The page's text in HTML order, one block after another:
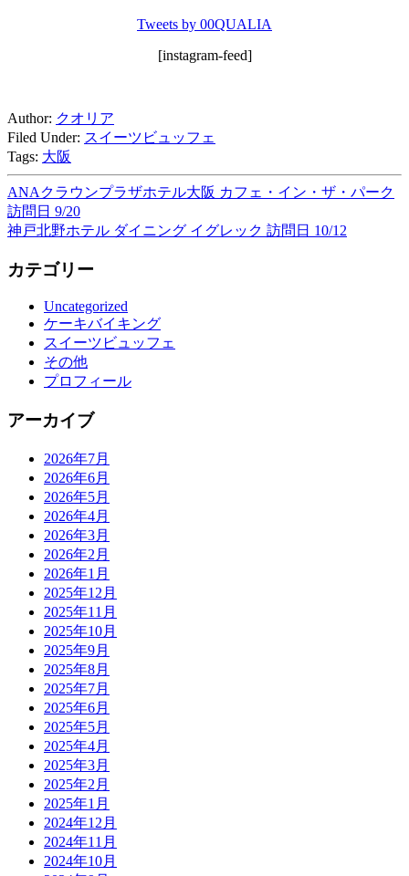
Tweets by 00QUALIA
[instagram-feed]
Author: クオリア
Filed Under: スイーツビュッフェ
Tags: 大阪
ANAクラウンプラザホテル大阪 カフェ・イン・ザ・パーク
訪問日 9/20
神戸北野ホテル ダイニング イグレック 訪問日 10/12
カテゴリー
Uncategorized
ケーキバイキング
スイーツビュッフェ
その他
プロフィール
アーカイブ
2026年7月
2026年6月
2026年5月
2026年4月
2026年3月
2026年2月
2026年1月
2025年12月
2025年11月
2025年10月
2025年9月
2025年8月
2025年7月
2025年6月
2025年5月
2025年4月
2025年3月
2025年2月
2025年1月
2024年12月
2024年11月
2024年10月